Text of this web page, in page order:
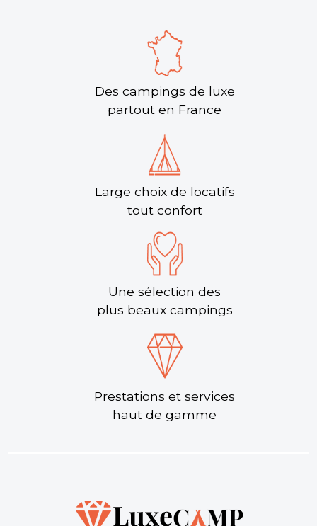
Des campings de luxe
partout en France
Large choix de locatifs
tout confort
Une sélection des
plus beaux campings
Prestations et services
haut de gamme